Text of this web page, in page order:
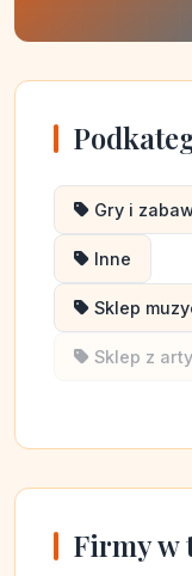
Gry i
Inne
Sklep
Sklep z
Firmy w